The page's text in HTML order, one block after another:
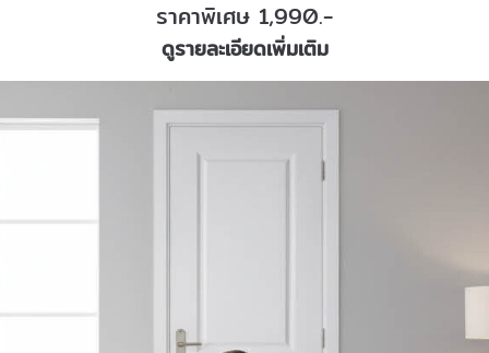
ราคาพิเศษ 1,990.-
ดูรายละเอียดเพิ่มเติม